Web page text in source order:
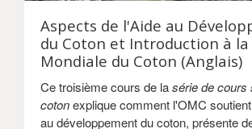
Aspects de l'Aide au
du Coton et Introduction à la
Mondiale du Coton (Anglais)
Ce troisième cours de lasérie de cours
cotonexplique comment l'OMC
au développement du coton, présente